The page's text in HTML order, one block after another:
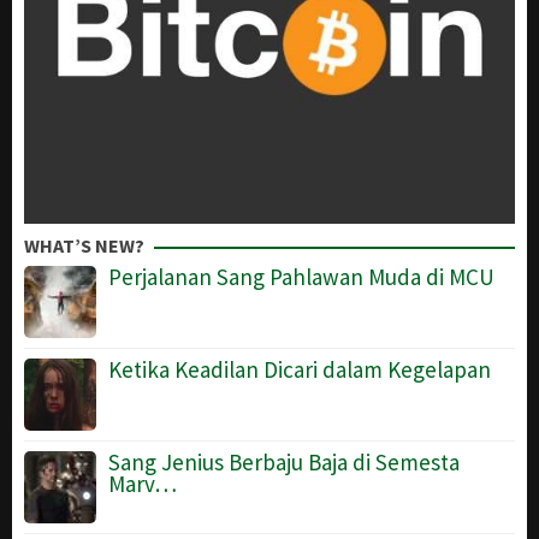
WHAT’S NEW?
Perjalanan Sang Pahlawan Muda di MCU
Ketika Keadilan Dicari dalam Kegelapan
Sang Jenius Berbaju Baja di Semesta
Marv…